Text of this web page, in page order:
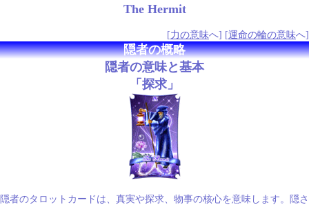
The Hermit
[力の意味へ] [運命の輪の意味へ]
隠者の概略
隠者の意味と基本
「探求」
隠者のタロットカードは、真実や探求、物事の核心を意味します。隠さ